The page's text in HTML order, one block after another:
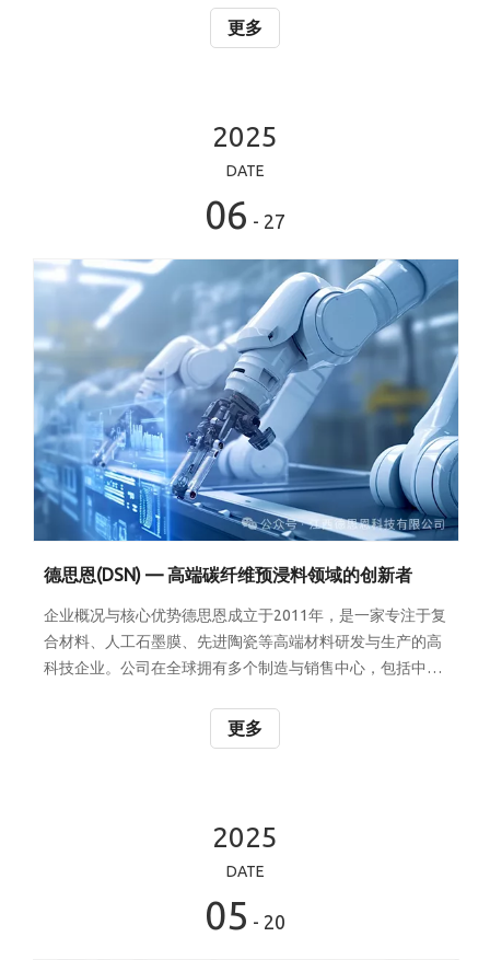
教育的肯定，更是公司 “重视家庭、共同成长” 企业文化的美
更多
2025
DATE
06 - 27
德思恩(DSN) — 高端碳纤维预浸料领域的创新者
企业概况与核心优势德思恩成立于2011年，是一家专注于复
合材料、人工石墨膜、先进陶瓷等高端材料研发与生产的高
科技企业。公司在全球拥有多个制造与销售中心，包括中国
或代理商网络。2022年，德思恩在东莞成立高端热固性碳纤
维与玻纤预浸料生产基地，致力于为3C电子、医疗、汽车等
制展纱系统和X射线在线测厚仪，确保产品洁净度与均匀
性。 树脂研发能力：拥有自主树脂研发中心，可提供常规树
脂及定制化特种树脂配方。 全流程工艺开发：从树脂合成、
更多
2025
DATE
05 - 20